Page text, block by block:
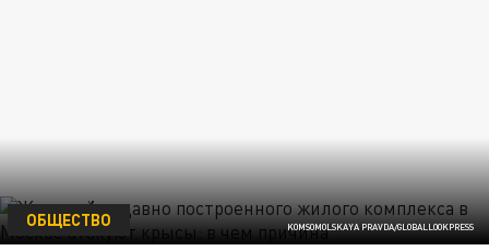
KOMSOMOLSKAYA PRAVDA/GLOBALLOOKPRESS
ОБЩЕСТВО